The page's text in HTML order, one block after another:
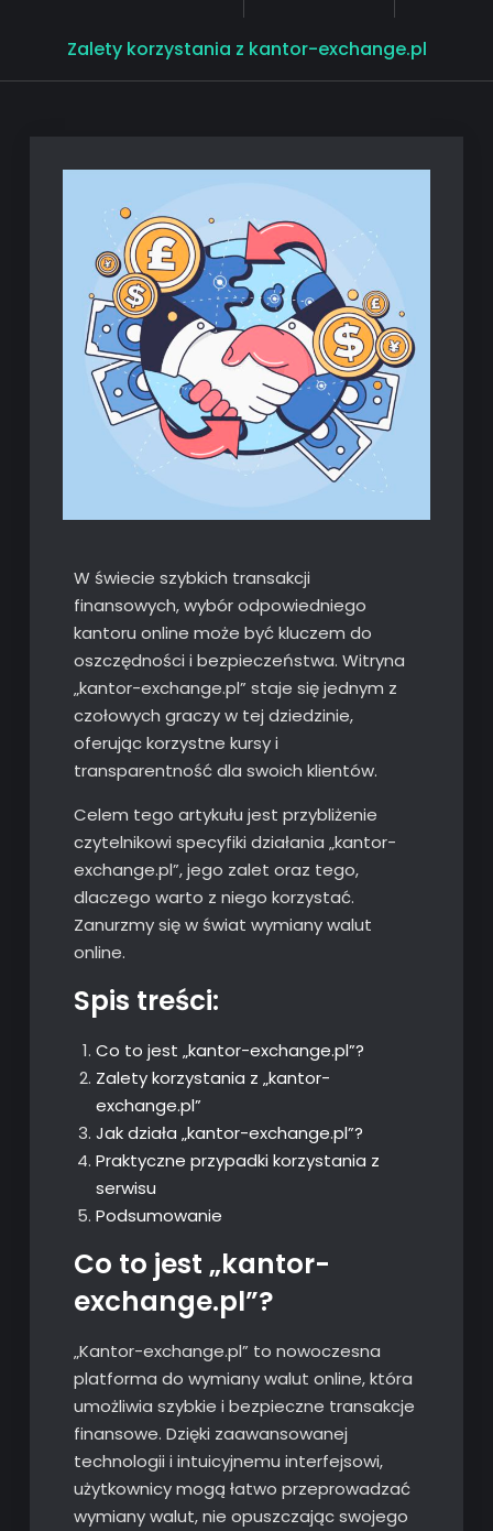
Zalety korzystania z kantor-exchange.pl
W świecie szybkich transakcji
finansowych, wybór odpowiedniego
kantoru online może być kluczem do
oszczędności i bezpieczeństwa. Witryna
„kantor-exchange.pl” staje się jednym z
czołowych graczy w tej dziedzinie,
oferując korzystne kursy i
transparentność dla swoich klientów.
Celem tego artykułu jest przybliżenie
czytelnikowi specyfiki działania „kantor-
exchange.pl”, jego zalet oraz tego,
dlaczego warto z niego korzystać.
Zanurzmy się w świat wymiany walut
online.
Spis treści:
Co to jest „kantor-exchange.pl”?
Zalety korzystania z „kantor-
exchange.pl”
Jak działa „kantor-exchange.pl”?
Praktyczne przypadki korzystania z
serwisu
Podsumowanie
Co to jest „kantor-
exchange.pl”?
„Kantor-exchange.pl” to nowoczesna
platforma do wymiany walut online, która
umożliwia szybkie i bezpieczne transakcje
finansowe. Dzięki zaawansowanej
technologii i intuicyjnemu interfejsowi,
użytkownicy mogą łatwo przeprowadzać
wymiany walut, nie opuszczając swojego